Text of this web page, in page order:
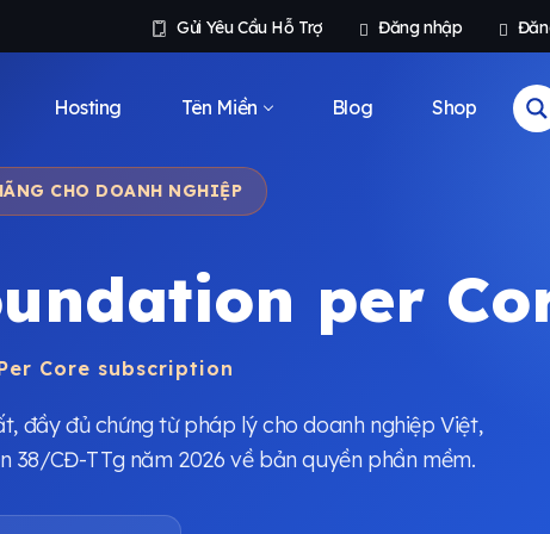
Gửi Yêu Cầu Hỗ Trợ Đăng nhập
Hosting Tên Miền Blog Shop
CHO DOANH NGHIỆP
per
Core subscription
đầy đủ chứng từ pháp lý cho doanh nghiệp Việt,
38/CĐ-TTg năm 2026 về bản quyền phần mềm.